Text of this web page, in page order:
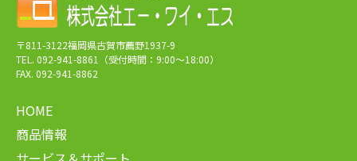
〒811-3122福岡県古賀市薦野1937-9
TEL. 092-941-8861（受付時間：9:00～18:00）
FAX. 092-941-8862
HOME
商品情報